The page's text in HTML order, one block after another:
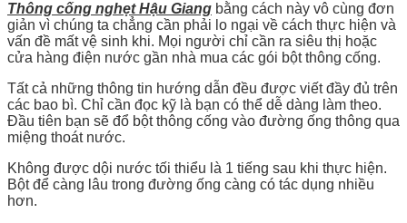
Thông cống nghẹt Hậu Giang bằng cách này vô cùng đơn
giản vì chúng ta chẳng cần phải lo ngại về cách thực hiện và
vấn đề mất vệ sinh khi. Mọi người chỉ cần ra siêu thị hoặc
cửa hàng điện nước gần nhà mua các gói bột thông cống.
Tất cả những thông tin hướng dẫn đều được viết đầy đủ trên
các bao bì. Chỉ cần đọc kỹ là bạn có thể dễ dàng làm theo.
Đầu tiên bạn sẽ đổ bột thông cống vào đường ống thông qua
miệng thoát nước.
Không được dội nước tối thiểu là 1 tiếng sau khi thực hiện.
Bột để càng lâu trong đường ống càng có tác dụng nhiều
hơn.